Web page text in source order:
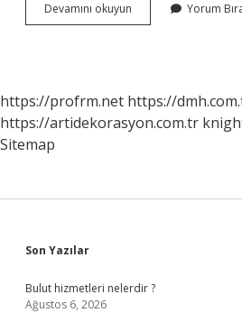
Devamını okuyun
Ve
Yorum
https://profrm.net https://
https://artidekorasyon.com.tr
Sitemap
Sidebar
Son Yazılar
Bulut hizmetleri nelerdir ?
Ağustos 6, 2026